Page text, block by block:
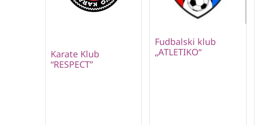
Karate Klub
“RESPECT”
Fudbalski klub
„ATLETIKO“